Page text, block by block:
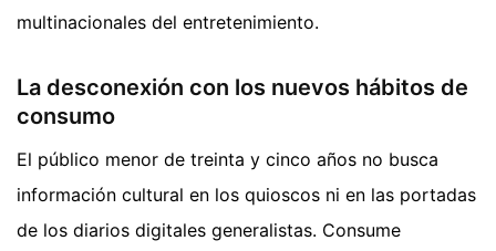
multinacionales del entretenimiento.
La desconexión con los nuevos hábitos de
consumo
El público menor de treinta y cinco años no busca
información cultural en los quioscos ni en las portadas
de los diarios digitales generalistas. Consume